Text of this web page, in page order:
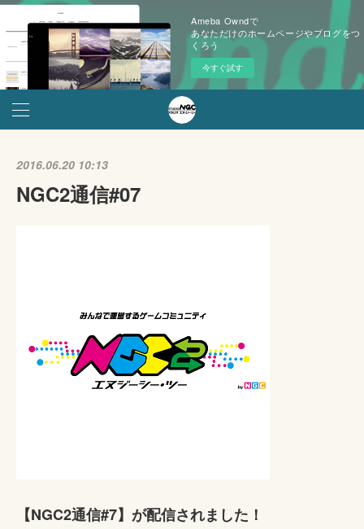
Ameba Owndで
あなただけのホームページやブログをつ
くろう
今すぐ試す
2016.06.20 10:13
NGC2通信#07
【NGC2通信#7】が配信されました！